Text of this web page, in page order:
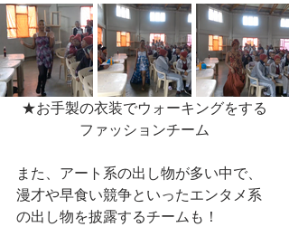
★お手製の衣装でウォーキングをする
ファッションチーム
また、アート系の出し物が多い中で、
漫才や早食い競争といったエンタメ系
の出し物を披露するチームも！